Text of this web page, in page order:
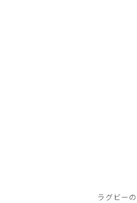
ラグビー